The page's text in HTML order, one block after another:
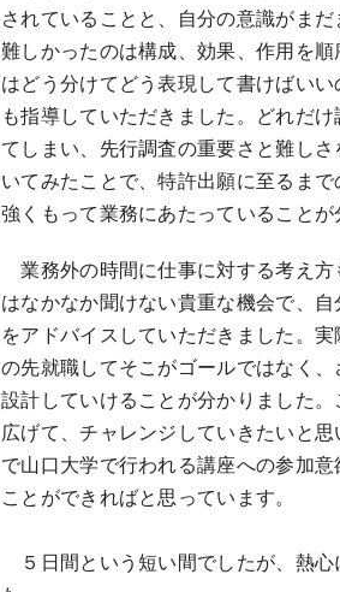
されていることと、自分の意識がま
難しかったのは構成、効果、作用を
はどう分けてどう表現して書けばい
も指導していただきました。どれだ
てしまい、先行調査の重要さと難し
いてみたことで、特許出願に至るま
強くもって業務にあたっていることが
業務外の時間に仕事に対する考え方
はなかなか聞けない貴重な機会で、
をアドバイスしていただきました。
の先就職してそこがゴールではなく
設計していけることが分かりました
広げて、チャレンジしていきたいと
で山口大学で行われる講座への参加
ことができればと思っています。
５日間という短い間でしたが、熱心